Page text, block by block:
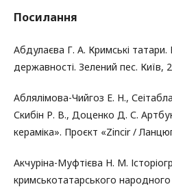
Посилання
Абдулаєва Г. А. Кримські татари.
державності. Зелений пес. Київ,
Аблялімова-Чийгоз Е. Н.,
Скибін Р. В., Доценко Д. С.
кераміка». Проєкт «Zincir /
Акчуріна-Муфтієва Н. М.
кримськотатарського